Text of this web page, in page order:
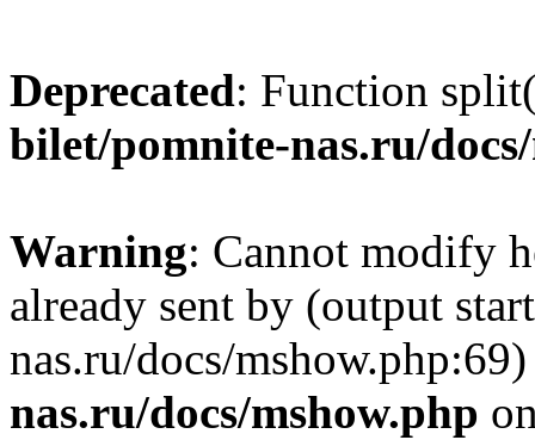
Deprecated: Function
bilet/pomnite-nas.ru/
Warning: Cannot modify
already sent by (output
nas.ru/docs/
nas.ru/docs/mshow.php